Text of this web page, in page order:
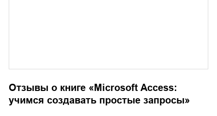
Отзывы о книге « Microsoft Access:
учимся создавать простые запросы»